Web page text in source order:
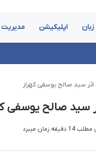
زبان اپلیکیشن مدیریت
سید صالح یوسفی کهراز
سید صالح یوسفی
زمان میبرد